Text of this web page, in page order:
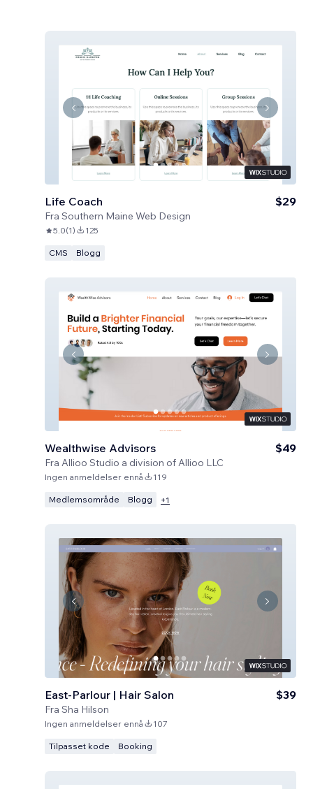
Life Coach
Fra Southern Maine Web Design
$29
5.0(1) 125
CMS Blogg
Wealthwise Advisors
Fra Allioo Studio a division of Allioo LLC
$49
Ingen anmeldelser ennå 119
Medlemsområde Blogg +1
East-Parlour | Hair Salon
Fra Sha Hilson
$39
Ingen anmeldelser ennå 107
Tilpasset kode Booking